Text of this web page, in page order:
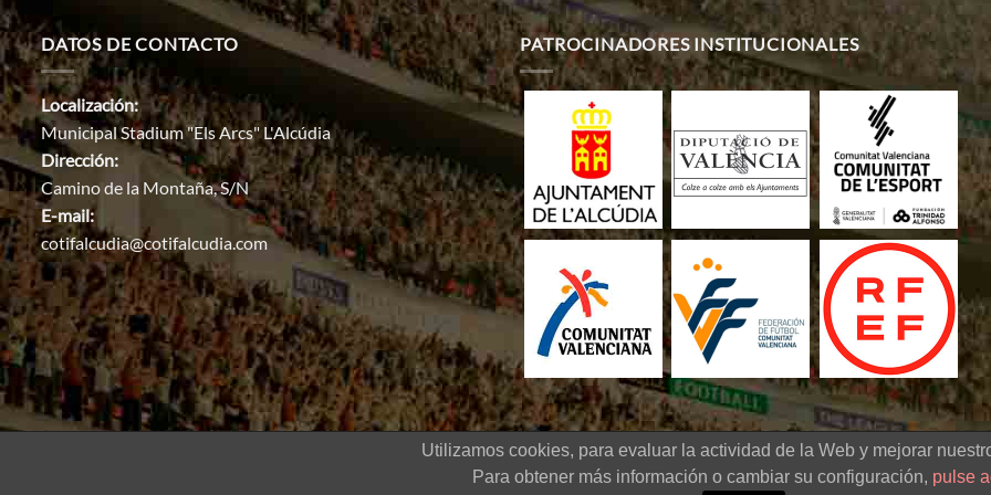
DATOS DE CONTACTO
Localización:
Municipal Stadium "Els Arcs" L'Alcúdia
Dirección:
Camino de la Montaña, S/N
E-mail:
cotifalcudia@cotifalcudia.com
PATROCINADORES INSTITUCIONALES
2022 © COTIF Torneo internacional de fútbol sub-20 -Diseño Web |Aviso legal |Política de cookies |
Utilizamos cookies, para evaluar la actividad de la Web y mejorar
Para obtener más información o cambiar su configuración, pulse